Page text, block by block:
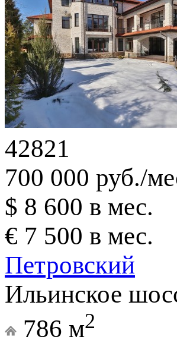
42821
700 000 руб./
$ 8 600 в мес.
€ 7 500 в мес.
Петровский
Ильинское
786 м2